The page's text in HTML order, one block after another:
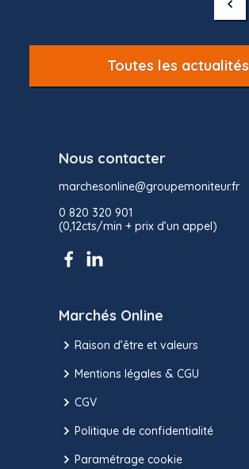
Toutes les actualités
Nous contacter
marchesonline@groupemoniteur.fr
0 820 320 901
(0,12cts/min + prix d’un appel)
Marchés Online
Raison d’être et valeurs
Mentions légales & CGU
CGV
Politique de confidentialité
Paramétrage cookie